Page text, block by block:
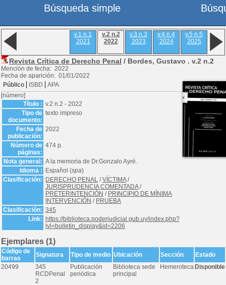
v.1 n.1
2021
v.2 n.2
2022
v.3 n.3
2023
v.4 n.4
2024
v.5 n.5
2025
Revista Crítica de Derecho Penal / Bordes, Gustavo . v.2 n.2
Mención de fecha: 2022
Fecha de aparición: 01/01/2022
Público
ISBD
APA
[número]
Título : v.2 n.2 - 2022
Tipo de
documento:
texto impreso
Fecha de
publicación:
2022
Número de
páginas:
474 p.
Nota general: A la memoria de Dr.Gonzalo Ayré.
Idioma :
Español (spa)
Clasificación:
DERECHO PENAL /VÍCTIMA/
JURISPRUDENCIA COMENTADA/
PRETERINTENCIÓN / PRINCIPIO DE MÍNIMA
INTERVENCIÓN / PRUEBA
Clasificación: 345
Link:
https://biblioteca.poderjudicial.gub.uy/index.php?
lvl=bulletin_display&id=2206
Ejemplares (1)
Código de
barras
Signatura Tipo de medio Ubicación Sección
Estado
20499
345
RCDPenal
2
Publicación
periódica
Biblioteca sede
principal
Hemeroteca Disponible
Búsqueda simple